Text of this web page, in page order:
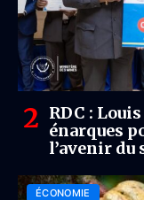
RDC :
énarques
l’avenir
ÉCONOMIE